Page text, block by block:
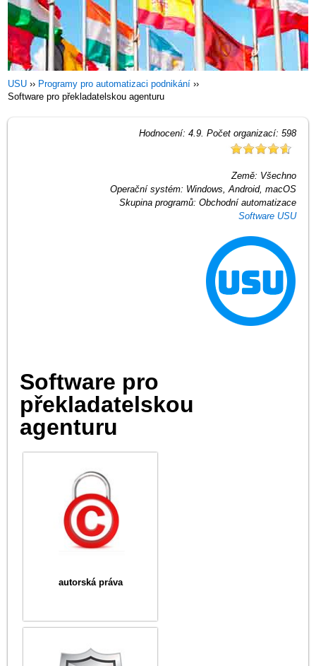
USU ›› Programy pro automatizaci podnikání ››
Software pro překladatelskou agenturu
Hodnocení: 4.9. Počet organizací: 598
Země: Všechno
Operační systém: Windows, Android, macOS
Skupina programů: Obchodní automatizace
Software USU
Software pro
překladatelskou
agenturu
autorská práva